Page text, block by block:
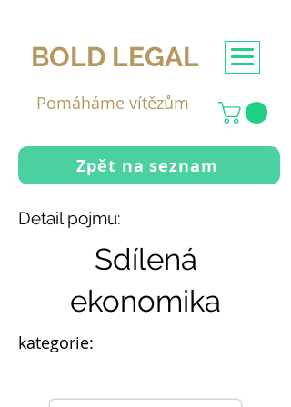
BOLD LEGAL
Pomáháme vítězům
Zpět na seznam
Detail pojmu:
Sdílená
ekonomika
kategorie: